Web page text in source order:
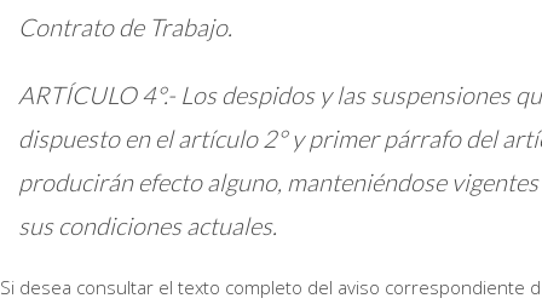
Contrato de Trabajo.
ARTÍCULO 4°.- Los despidos y las suspensiones
dispuesto en el artículo 2° y primer párrafo del
producirán efecto alguno, manteniéndose
sus condiciones actuales.
Si desea consultar el texto completo del aviso correspondiente